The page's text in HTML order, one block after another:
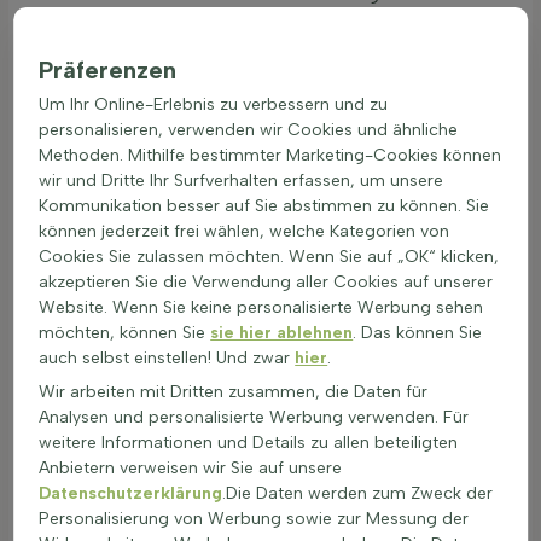
entscheidend für die Aesculus, insbesondere bei warmen
Bedingungen. Gut durchlässige Böden verhindern Staunässe
und fördern die Wurzeln. Der ideale pH-Wert für Aesculus
liegt zwischen leicht sauer und neutral. Die Anpassung an das
städtische Klima und Luftverschmutzung ist ein Vorteil für
diese Art. Die große Blätter ermöglichen eine hohe
Sonnenaufnahme, was die Pflanze robust macht. Für
Gartenliebhaber sind Zierkastanien eine schöne Bereicherung.
Bei der Auswahl des Standorts sollte berücksichtigt werden,
dass Aesculus besonders in Baumalleen als Schattenbaum
beliebt ist. So gedeiht die Aesculus (Rosskastanie) prächtig
und bietet mit ihrer beeindruckenden Erscheinung einen
sind beliebte Aktivitäten im Garten.
Pflanzanleitung für junge Kastanien – richtig
gepflanzt, stark gewachsen
Aesculus wird am besten im späten Herbst oder frühen
Frühjahr gepflanzt. Die Pflanzung mit nackter Wurzel oder
Präferenzen
Um Ihr Online-Erlebnis zu verbessern und zu
personalisieren, verwenden wir Cookies und ähnliche
Methoden. Mithilfe bestimmter Marketing-Cookies können
wir und Dritte Ihr Surfverhalten erfassen, um unsere
Kommunikation besser auf Sie abstimmen zu können. Sie
können jederzeit frei wählen, welche Kategorien von
Cookies Sie zulassen möchten. Wenn Sie auf „OK“ klicken,
akzeptieren Sie die Verwendung aller Cookies auf unserer
Website. Wenn Sie keine personalisierte Werbung sehen
möchten, können Sie sie hier ablehnen. Das können Sie
auch selbst einstellen! Und zwar hier.
Wir arbeiten mit Dritten zusammen, die Daten für
Analysen und personalisierte Werbung verwenden. Für
weitere Informationen und Details zu allen beteiligten
Anbietern verweisen wir Sie auf unsere
Datenschutzerklärung.Die Daten werden zum Zweck der
Personalisierung von Werbung sowie zur Messung der